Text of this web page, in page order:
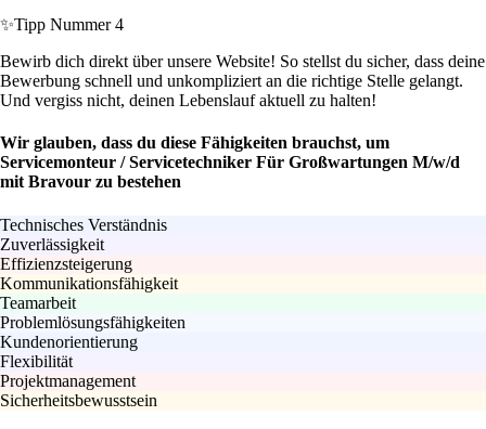
✨Tipp Nummer 4
Bewirb dich direkt über unsere Website! So stellst du sicher, dass deine
Bewerbung schnell und unkompliziert an die richtige Stelle gelangt.
Und vergiss nicht, deinen Lebenslauf aktuell zu halten!
Wir glauben, dass du diese Fähigkeiten brauchst, um
Servicemonteur / Servicetechniker Für Großwartungen M/w/d
mit Bravour zu bestehen
Technisches Verständnis
Zuverlässigkeit
Effizienzsteigerung
Kommunikationsfähigkeit
Teamarbeit
Problemlösungsfähigkeiten
Kundenorientierung
Flexibilität
Projektmanagement
Sicherheitsbewusstsein